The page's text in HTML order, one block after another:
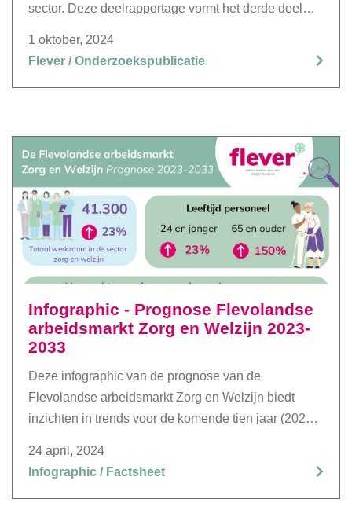
sector. Deze deelrapportage vormt het derde deel
personeel en de uitdagingen die hierbij spelen.
1 oktober, 2024
Flever / Onderzoekspublicatie
Infographic - Prognose Flevolandse
arbeidsmarkt Zorg en Welzijn 2023-
2033
Deze infographic van de prognose van de
Flevolandse arbeidsmarkt Zorg en Welzijn biedt
inzichten in trends voor de komende tien jaar (2023 –
van van de cijfers die uit de prognose deelpublicatie
verzameld.
24 april, 2024
Infographic / Factsheet